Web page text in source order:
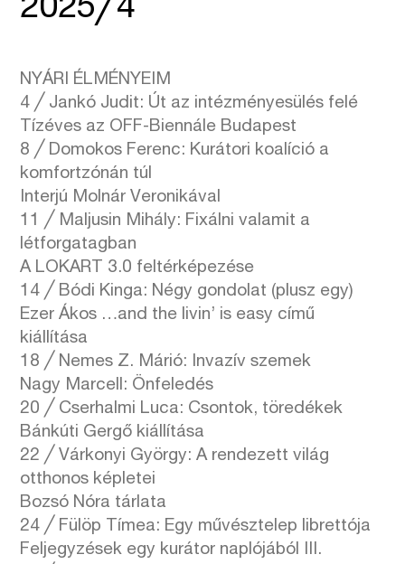
2025╱4
NYÁRI ÉLMÉNYEIM
4 ╱ Jankó Judit: Út az intézményesülés felé
Tízéves az OFF-Biennále Budapest
8 ╱ Domokos Ferenc: Kurátori koalíció a
komfortzónán túl
Interjú Molnár Veronikával
11 ╱ Maljusin Mihály: Fixálni valamit a
létforgatagban
A LOKART 3.0 feltérképezése
14 ╱ Bódi Kinga: Négy gondolat (plusz egy)
Ezer Ákos …and the livin’ is easy című
kiállítása
18 ╱ Nemes Z. Márió: Invazív szemek
Nagy Marcell: Önfeledés
20 ╱ Cserhalmi Luca: Csontok, töredékek
Bánkúti Gergő kiállítása
22 ╱ Várkonyi György: A rendezett világ
otthonos képletei
Bozsó Nóra tárlata
24 ╱ Fülöp Tímea: Egy művésztelep librettója
Feljegyzések egy kurátor naplójából III.